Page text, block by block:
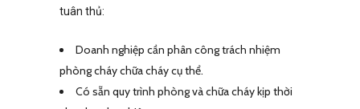
tuân thủ:
Doanh nghiệp cần phân công trách nhiệm
phòng cháy chữa cháy cụ thể.
Có sẵn quy trình phòng và chữa cháy kịp thời